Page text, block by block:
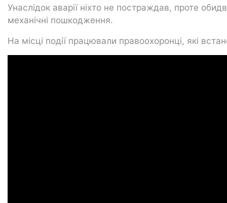
Унаслідок аварії ніхто не постраждав, проте
механічні пошкодження.
На місці події працювали правоохоронці, які